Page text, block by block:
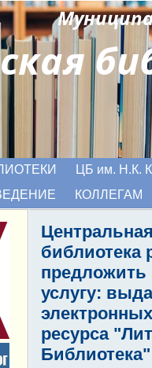
ЦБ им. Н.К.
КОЛЛЕГАМ
библиотека
услугу:
ресурса
Библиотека"